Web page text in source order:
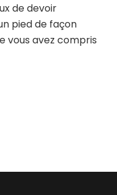
de devoir
pied de façon
vous avez compris